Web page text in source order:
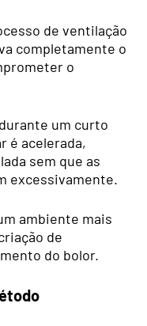
de ventilação
completamente o
o
um curto
é acelerada,
sem que as
excessivamente.
ambiente mais
de
do bolor.